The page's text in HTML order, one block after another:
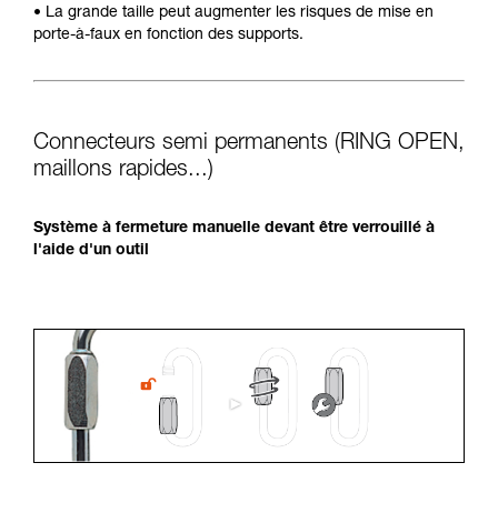
• La grande taille peut augmenter les risques de mise en
porte-à-faux en fonction des supports.
Connecteurs semi permanents (RING OPEN,
maillons rapides...)
Système à fermeture manuelle devant être verrouillé à
l'aide d'un outil